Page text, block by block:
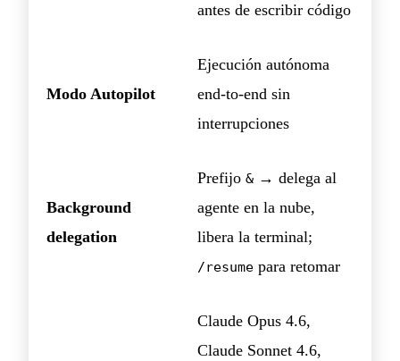
antes de escribir código
Modo Autopilot
Ejecución autónoma
end-to-end sin
interrupciones
Background
delegation
Prefijo & → delega al
agente en la nube,
libera la terminal;
/resume para retomar
Claude Opus 4.6,
Claude Sonnet 4.6,